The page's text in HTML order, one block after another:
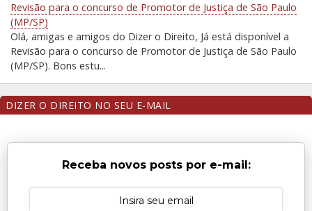
Revisão para o concurso de Promotor de Justiça de São Paulo
(MP/SP)
Olá, amigas e amigos do Dizer o Direito, Já está disponível a
Revisão para o concurso de Promotor de Justiça de São Paulo
(MP/SP). Bons estu...
DIZER O DIREITO NO SEU E-MAIL
Receba novos posts por e-mail: